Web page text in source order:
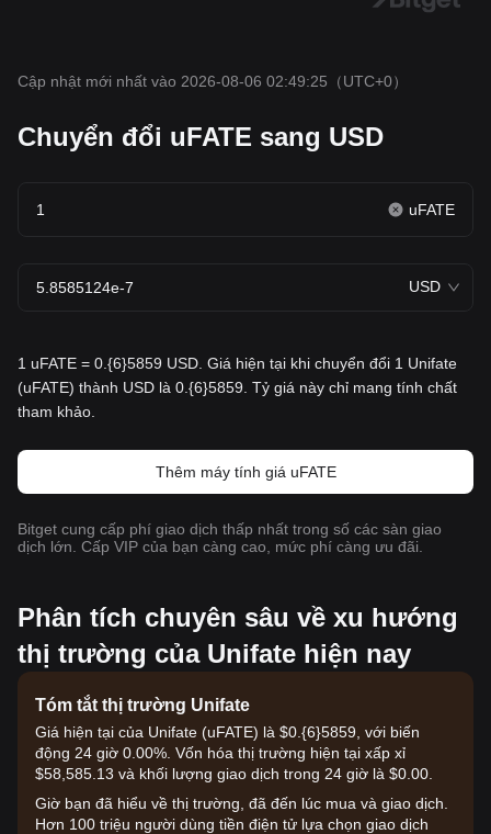
Cập nhật mới nhất vào 2026-08-06 02:49:25 （UTC+0）
Chuyển đổi uFATE sang USD
uFATE
USD
1 uFATE = 0.{6}5859 USD. Giá hiện tại khi chuyển đổi 1 Unifate
(uFATE) thành USD là 0.{6}5859. Tỷ giá này chỉ mang tính chất
tham khảo.
Thêm máy tính giá uFATE
Bitget cung cấp phí giao dịch thấp nhất trong số các sàn giao
dịch lớn. Cấp VIP của bạn càng cao, mức phí càng ưu đãi.
Phân tích chuyên sâu về xu hướng
thị trường của Unifate hiện nay
Tóm tắt thị trường Unifate
Giá hiện tại của Unifate (uFATE) là $0.{6}5859, với biến
động 24 giờ 0.00%. Vốn hóa thị trường hiện tại xấp xỉ
$58,585.13 và khối lượng giao dịch trong 24 giờ là $0.00.
Giờ bạn đã hiểu về thị trường, đã đến lúc mua và giao dịch.
Hơn 100 triệu người dùng tiền điện tử lựa chọn giao dịch